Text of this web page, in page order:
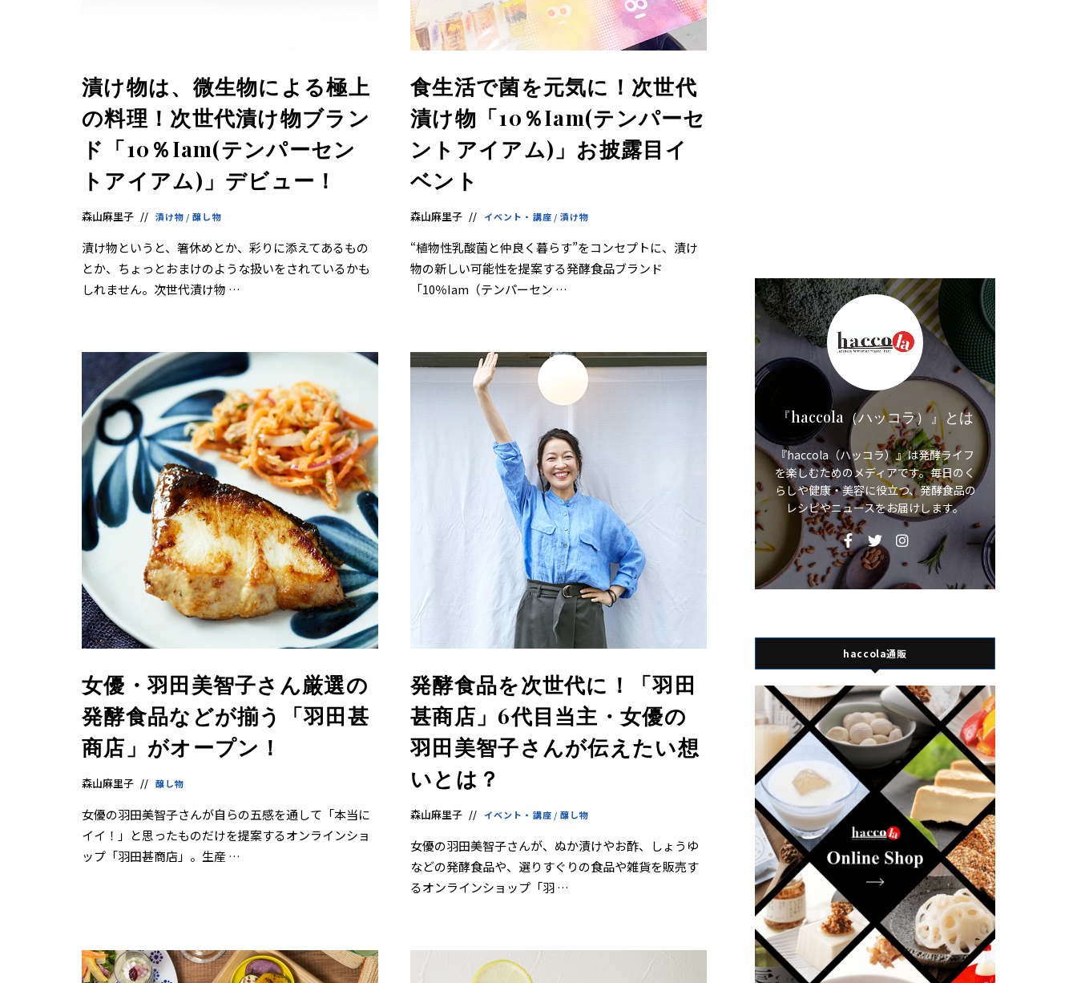
界
に
も
っ
知
っ
て
も
ら
え
る
よ
う
英
版
あ
り
ま
す。
漬け物は、微生物による極上
の料理！次世代漬け物ブラン
ド「10％Iam(テンパーセン
トアイアム)」デビュー！
森山麻里子 漬け物 / 醸し物
漬け物というと、箸休めとか、彩りに添えてあるもの
とか、ちょっとおまけのような扱いをされているかも
しれません。次世代漬け物 …
食生活で菌を元気に！次世代
漬け物「10％Iam(テンパーセ
ントアイアム)」お披露目イ
ベント
森山麻里子 イベント・講座 / 漬け物
“植物性乳酸菌と仲良く暮らす”をコンセプトに、漬け
物の新しい可能性を提案する発酵食品ブランド
「10％Iam（テンパーセン …
女優・羽田美智子さん厳選の
発酵食品などが揃う「羽田甚
商店」がオープン！
森山麻里子 醸し物
女優の羽田美智子さんが自らの五感を通して「本当に
イイ！」と思ったものだけを提案するオンラインショ
ップ「羽田甚商店」。生産 …
発酵食品を次世代に！「羽田
甚商店」6代目当主・女優の
羽田美智子さんが伝えたい想
いとは？
森山麻里子 イベント・講座 / 醸し物
女優の羽田美智子さんが、ぬか漬けやお酢、しょうゆ
などの発酵食品や、選りすぐりの食品や雑貨を販売す
るオンラインショップ「羽 …
『haccola（ハッコラ）』とは
『haccola（ハッコラ）』は発酵ライフ
を楽しむためのメディアです。毎日のく
らしや健康・美容に役立つ、発酵食品の
レシピやニュースをお届けします。
haccola通販